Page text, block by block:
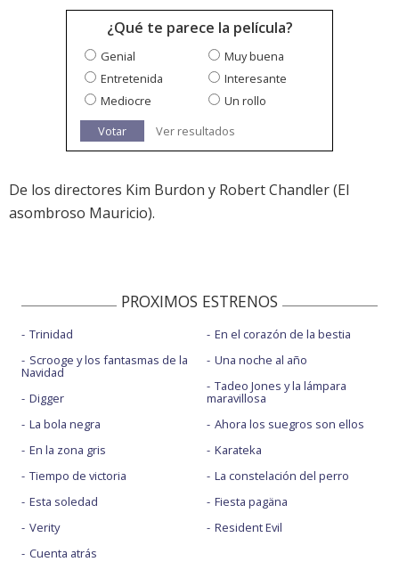
¿Qué te parece la película?
Genial
Muy buena
Entretenida
Interesante
Mediocre
Un rollo
Votar
Ver resultados
De los directores Kim Burdon y Robert Chandler (El
asombroso Mauricio).
PROXIMOS ESTRENOS
Trinidad
Scrooge y los fantasmas de la
Navidad
Digger
La bola negra
En la zona gris
Tiempo de victoria
Esta soledad
Verity
Cuenta atrás
En el corazón de la bestia
Una noche al año
Tadeo Jones y la lámpara
maravillosa
Ahora los suegros son ellos
Karateka
La constelación del perro
Fiesta pagäna
Resident Evil